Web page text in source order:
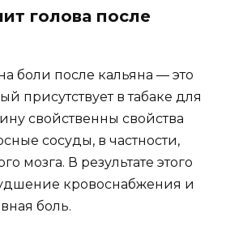
голова после
боли после кальяна — это
присутствует в табаке для
свойственны свойства
сосуды, в частности,
мозга. В результате этого
кровоснабжения и
боль.